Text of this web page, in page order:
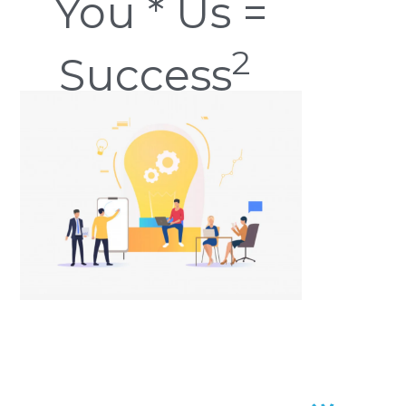
You * Us =
Success2